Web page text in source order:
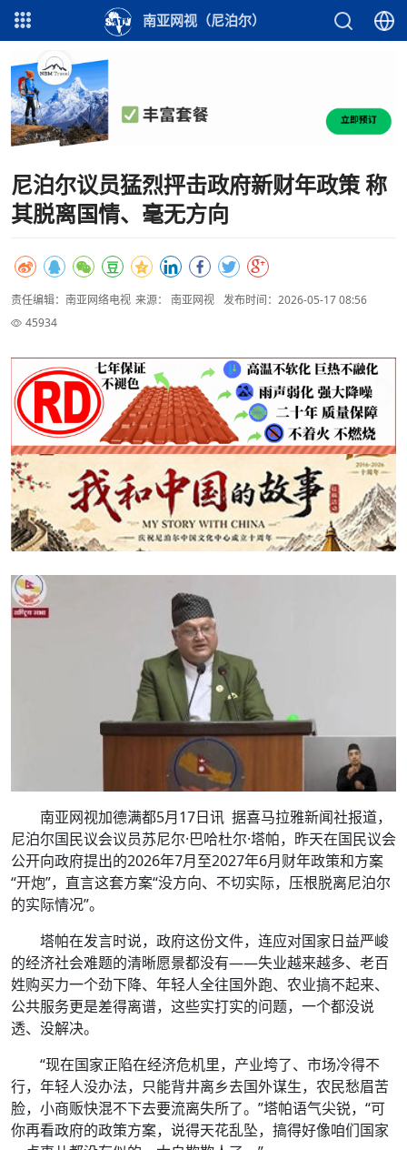
南亚网视（尼泊尔）
尼泊尔议员猛烈抨击政府新财年政策 称
其脱离国情、毫无方向
责任编辑：南亚网络电视 来源： 南亚网视 发布时间：2026-05-17 08:56
45934
南亚网视加德满都5月17日讯 据喜马拉雅新闻社报道，
尼泊尔国民议会议员苏尼尔·巴哈杜尔·塔帕，昨天在国民议会
公开向政府提出的2026年7月至2027年6月财年政策和方案
“开炮”，直言这套方案“没方向、不切实际，压根脱离尼泊尔
的实际情况”。
塔帕在发言时说，政府这份文件，连应对国家日益严峻
的经济社会难题的清晰愿景都没有——失业越来越多、老百
姓购买力一个劲下降、年轻人全往国外跑、农业搞不起来、
公共服务更是差得离谱，这些实打实的问题，一个都没说
透、没解决。
“现在国家正陷在经济危机里，产业垮了、市场冷得不
行，年轻人没办法，只能背井离乡去国外谋生，农民愁眉苦
脸，小商贩快混不下去要流离失所了。”塔帕语气尖锐，“可
你再看政府的政策方案，说得天花乱坠，搞得好像咱们国家